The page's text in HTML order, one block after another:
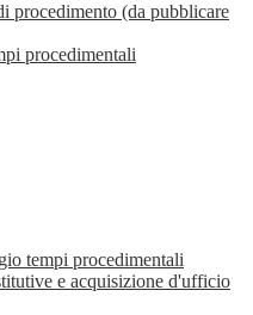
procedimento (da pubblicare
procedimentali
tempi procedimentali
e acquisizione d'ufficio